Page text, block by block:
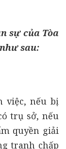
sự của Tòa
sau:
việc, nếu bị
trụ sở, nếu
quyền giải
tranh chấp